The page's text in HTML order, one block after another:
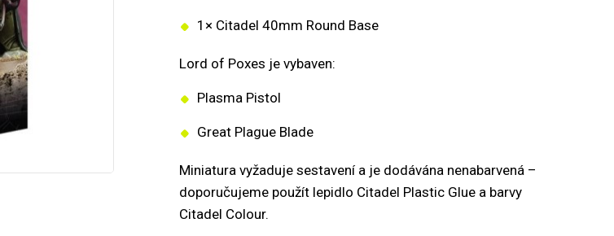
1× Citadel 40mm Round Base
Lord of Poxes je vybaven:
Plasma Pistol
Great Plague Blade
Miniatura vyžaduje sestavení a je dodávána nenabarvená –
doporučujeme použít lepidlo Citadel Plastic Glue a barvy
Citadel Colour.